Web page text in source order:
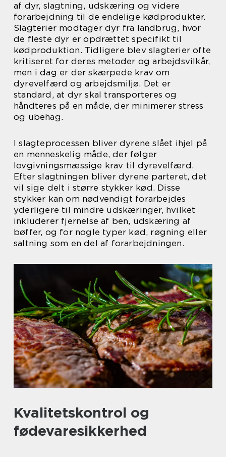
af dyr, slagtning, udskæring og videre
forarbejdning til de endelige kødprodukter.
Slagterier modtager dyr fra landbrug, hvor
de fleste dyr er opdrættet specifikt til
kødproduktion. Tidligere blev slagterier ofte
kritiseret for deres metoder og arbejdsvilkår,
men i dag er der skærpede krav om
dyrevelfærd og arbejdsmiljø. Det er
standard, at dyr skal transporteres og
håndteres på en måde, der minimerer stress
og ubehag.
I slagteprocessen bliver dyrene slået ihjel på
en menneskelig måde, der følger
lovgivningsmæssige krav til dyrevelfærd.
Efter slagtningen bliver dyrene parteret, det
vil sige delt i større stykker kød. Disse
stykker kan om nødvendigt forarbejdes
yderligere til mindre udskæringer, hvilket
inkluderer fjernelse af ben, udskæring af
bøffer, og for nogle typer kød, røgning eller
saltning som en del af forarbejdningen.
Kvalitetskontrol og
fødevaresikkerhed